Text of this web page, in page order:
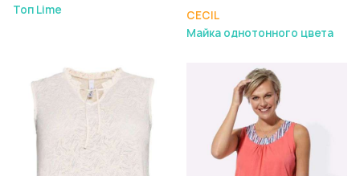
Топ Lime
CECIL
Майка однотонного цвета